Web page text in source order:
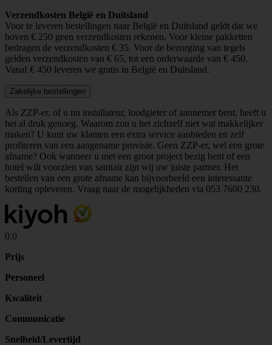
Verzendkosten België en Duitsland
Voor te leveren bestellingen naar België en Duitsland geldt dat we
boven € 250 geen verzendkosten rekenen. Voor kleine pakketten
bedragen de verzendkosten € 35. Voor de bezorging van tegels
gelden verzendkosten van € 65, tot een orderwaarde van € 450.
Vanaf € 450 leveren we gratis in België en Duitsland.
Zakelijke bestellingen
Als ZZP-er, of u nu installateur, loodgieter of aannemer bent, heeft u
het al druk genoeg. Waarom zou u het zichzelf niet wat makkelijker
maken? U kunt uw klanten een extra service aanbieden en zelf
profiteren van een aangename provisie. Geen ZZP-er, wel een grote
afname? Ook wanneer u met een groot project bezig bent of een
hotel wilt voorzien van sanitair zijn wij uw juiste partner. Het
bestellen van een grote afname kan bijvoorbeeld een interessante
korting opleveren. Vraag naar de mogelijkheden via 053 7600 230.
0.0
Prijs
Personeel
Kwaliteit
Communicatie
Snelheid/Levertijd